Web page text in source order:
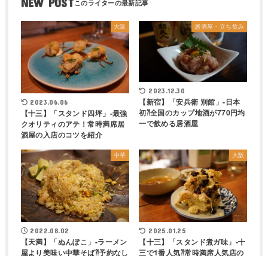
大阪
2023.06.06
【十三】「スタンド四坪」-最強
クオリティのアテ！常時満席居
酒屋の入店のコツを紹介
居酒屋・立ち飲み
2023.12.30
【新宿】「安兵衛 別館」-日本
初⁈全国のカップ地酒が770円均
一で飲める居酒屋
中華
2022.08.02
【天満】「ぬんぽこ」-ラーメン
屋より美味い中華そば⁈予約なし
大阪
2025.01.25
【十三】「スタンド煮ガ味」-十
三で1番人気⁈常時満席人気店の